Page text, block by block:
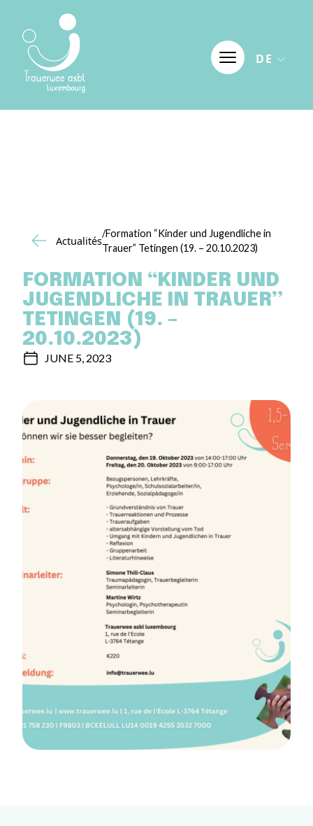
DE
Actualités
/Formation “Kinder und Jugendliche in
Trauer” Tetingen (19. – 20.10.2023)
FORMATION “KINDER UND
JUGENDLICHE IN TRAUER”
TETINGEN (19. –
20.10.2023)
JUNE 5, 2023